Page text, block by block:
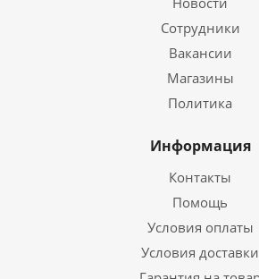
Сотрудники
Вакансии
Магазины
Политика
Информация
Контакты
Помощь
Условия оплаты
Условия доставки